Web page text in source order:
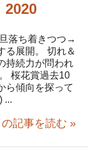
2020
落ち着きつつ→
る展開。 切れ＆
持続力が問われ
桜花賞過去10
ら傾向を探って
...
の記事を読む »